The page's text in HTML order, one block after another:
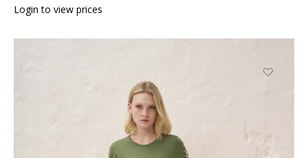
Login to view prices